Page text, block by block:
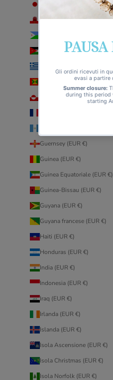
Gibilterra (EUR €)
Giordania (EUR €)
Grenada (EUR €)
Groenlandia (EUR €)
Guernsey (EUR €)
Guinea (EUR €)
Guinea Equatoriale (EUR €)
Guinea-Bissau (EUR €)
Guyana (EUR €)
Guyana francese (EUR €)
Haiti (EUR €)
Honduras (EUR €)
India (EUR €)
Indonesia (EUR €)
Iraq (EUR €)
Irlanda (EUR €)
Islanda (EUR €)
Isola Ascensione (EUR €)
Isola Christmas (EUR €)
Isola Norfolk (EUR €)